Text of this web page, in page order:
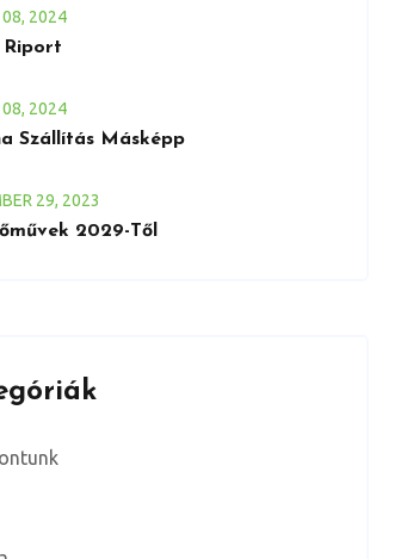
08, 2024
Riport
08, 2024
Szállítás Másképp
29, 2023
2029-Től